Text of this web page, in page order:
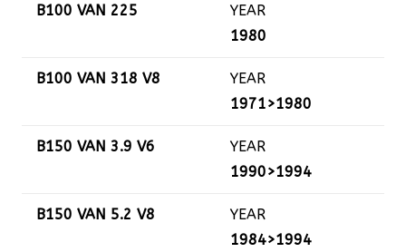
B100 VAN 225
YEAR
1980
B100 VAN 318 V8
YEAR
1971>1980
B150 VAN 3.9 V6
YEAR
1990>1994
B150 VAN 5.2 V8
YEAR
1984>1994